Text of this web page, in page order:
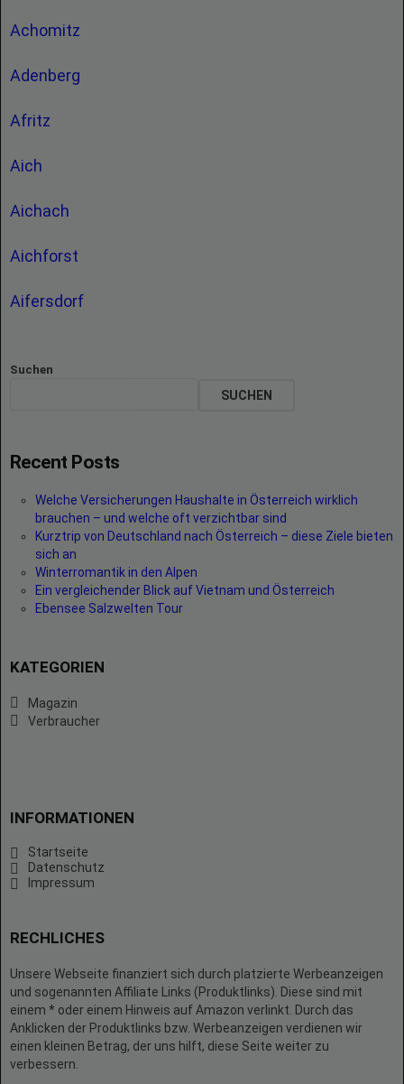
Achomitz
Adenberg
Afritz
Aich
Aichach
Aichforst
Aifersdorf
Suchen
SUCHEN
Recent Posts
Welche Versicherungen Haushalte in Österreich wirklich
brauchen – und welche oft verzichtbar sind
Kurztrip von Deutschland nach Österreich – diese Ziele bieten
sich an
Winterromantik in den Alpen
Ein vergleichender Blick auf Vietnam und Österreich
Ebensee Salzwelten Tour
KATEGORIEN
Magazin
Verbraucher
INFORMATIONEN
Startseite
Datenschutz
Impressum
RECHLICHES
Unsere Webseite finanziert sich durch platzierte Werbeanzeigen
und sogenannten Affiliate Links (Produktlinks). Diese sind mit
einem * oder einem Hinweis auf Amazon verlinkt. Durch das
Anklicken der Produktlinks bzw. Werbeanzeigen verdienen wir
einen kleinen Betrag, der uns hilft, diese Seite weiter zu
verbessern.